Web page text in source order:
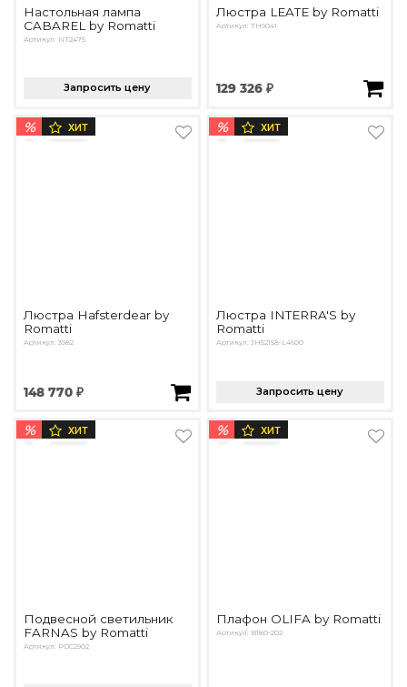
Настольная лампа
CABAREL by Romatti
Артикул: NT2475
Запросить цену
Люстра LEATE by Romatti
Артикул: TH9041
129 326 ₽
% ХИТ
Люстра Hafsterdear by
Romatti
Артикул: 3982
148 770 ₽
% ХИТ
Люстра INTERRA'S by
Romatti
Артикул: JH52158-L4600
Запросить цену
% ХИТ
Подвесной светильник
FARNAS by Romatti
Артикул: PDC2902
% ХИТ
Плафон OLIFA by Romatti
Артикул: B180-202